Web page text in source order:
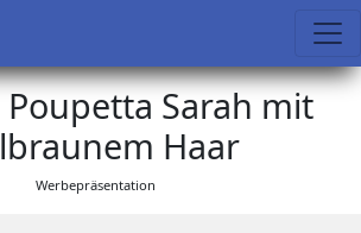
Sarah mit
Haar
Werbepräsentation